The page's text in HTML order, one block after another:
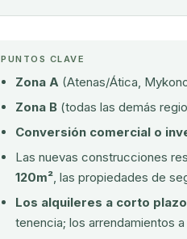
PUNTOS CLAVE
Zona A (Atenas/Ática,
Zona B (todas las demás
Conversión comercial o
Las nuevas construcciones
120m², las propiedades de
Los alquileres a corto
tenencia; los arrendamientos